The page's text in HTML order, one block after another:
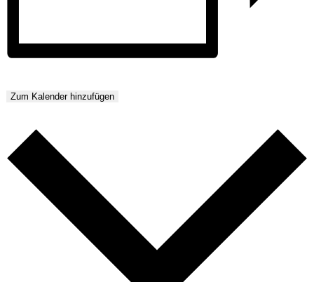
Zum Kalender hinzufügen